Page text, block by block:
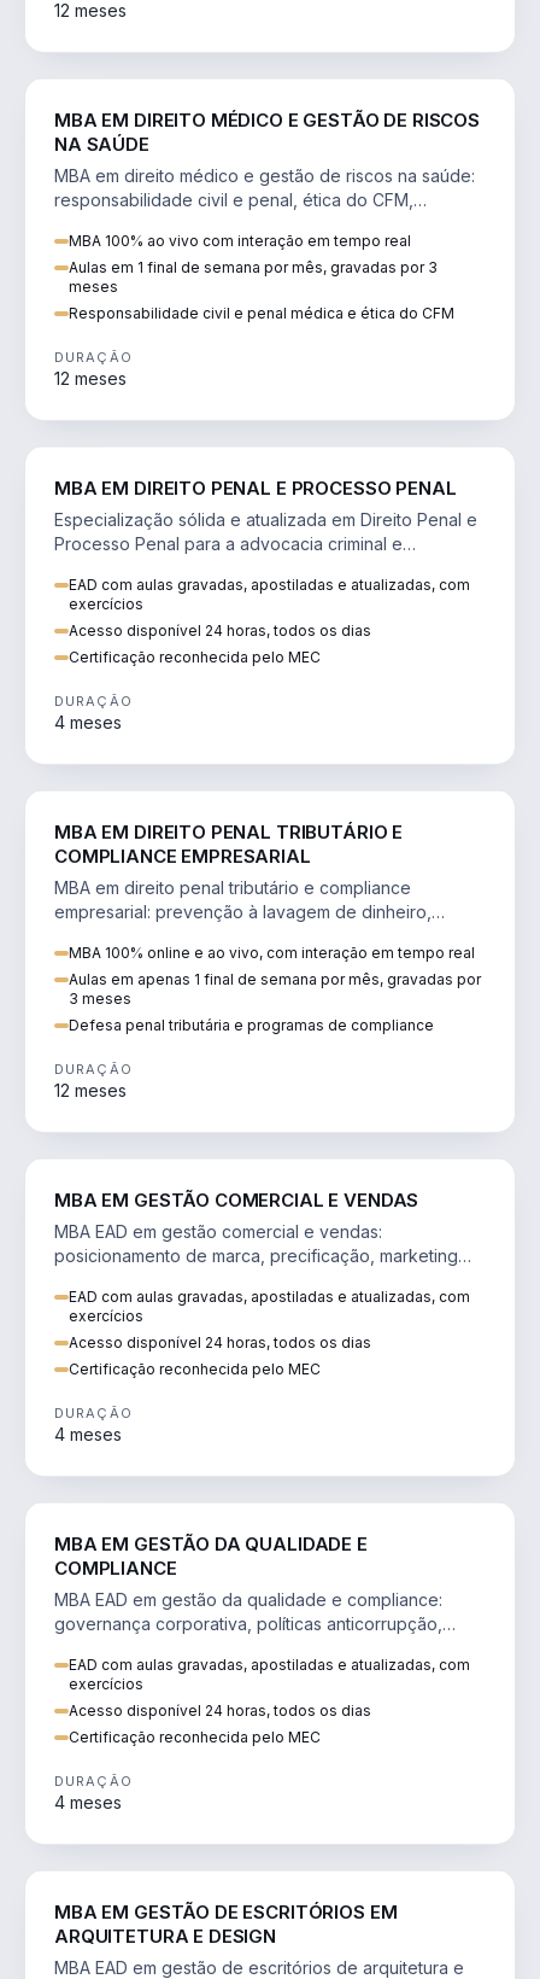
12 meses
MBA EM DIREITO MÉDICO E GESTÃO DE RISCOS
NA SAÚDE
MBA em direito médico e gestão de riscos na saúde:
responsabilidade civil e penal, ética do CFM,
MBA 100% ao vivo com interação em tempo real
Aulas em 1 final de semana por mês, gravadas por 3
meses
Responsabilidade civil e penal médica e ética do CFM
DURAÇÃO
12 meses
MBA EM DIREITO PENAL E PROCESSO PENAL
Especialização sólida e atualizada em Direito Penal e
Processo Penal para a advocacia criminal e
EAD com aulas gravadas, apostiladas e atualizadas, com
exercícios
Acesso disponível 24 horas, todos os dias
Certificação reconhecida pelo MEC
DURAÇÃO
4 meses
MBA EM DIREITO PENAL TRIBUTÁRIO E
COMPLIANCE EMPRESARIAL
MBA em direito penal tributário e compliance
empresarial: prevenção à lavagem de dinheiro,
MBA 100% online e ao vivo, com interação em tempo real
Aulas em apenas 1 final de semana por mês, gravadas por
3 meses
Defesa penal tributária e programas de compliance
DURAÇÃO
12 meses
MBA EM GESTÃO COMERCIAL E VENDAS
MBA EAD em gestão comercial e vendas:
posicionamento de marca, precificação, marketing
EAD com aulas gravadas, apostiladas e atualizadas, com
exercícios
Acesso disponível 24 horas, todos os dias
Certificação reconhecida pelo MEC
DURAÇÃO
4 meses
MBA EM GESTÃO DA QUALIDADE E
COMPLIANCE
MBA EAD em gestão da qualidade e compliance:
governança corporativa, políticas anticorrupção,
EAD com aulas gravadas, apostiladas e atualizadas, com
exercícios
Acesso disponível 24 horas, todos os dias
Certificação reconhecida pelo MEC
DURAÇÃO
4 meses
MBA EM GESTÃO DE ESCRITÓRIOS EM
ARQUITETURA E DESIGN
MBA EAD em gestão de escritórios de arquitetura e